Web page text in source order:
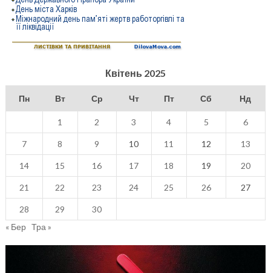
Квітень 2025
Пн Вт Ср Чт Пт Сб Нд
1 2 3 4 5 6
7 8 9 10 11 12 13
14 15 16 17 18 19 20
21 22 23 24 25 26 27
28 29
30
« Бер Тра »